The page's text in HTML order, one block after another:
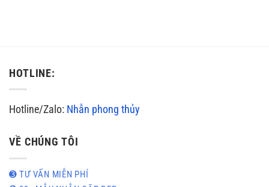
HOTLINE:
Hotline/Zalo: Nhẫn phong thủy
VỀ CHÚNG TÔI
➌ TƯ VẤN MIỄN PHÍ